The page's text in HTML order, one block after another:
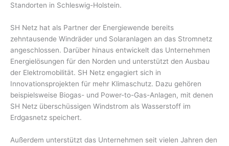
Standorten in Schleswig-Holstein.
SH Netz hat als Partner der Energiewende bereits
zehntausende Windräder und Solaranlagen an das Stromnetz
angeschlossen. Darüber hinaus entwickelt das Unternehmen
Energielösungen für den Norden und unterstützt den Ausbau
der Elektromobilität. SH Netz engagiert sich in
Innovationsprojekten für mehr Klimaschutz. Dazu gehören
beispielsweise Biogas- und Power-to-Gas-Anlagen, mit denen
SH Netz überschüssigen Windstrom als Wasserstoff im
Erdgasnetz speichert.
Außerdem unterstützt das Unternehmen seit vielen Jahren den